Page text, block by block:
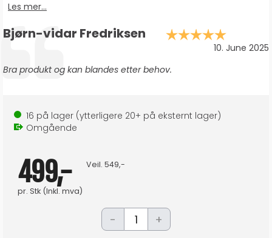
Les mer...
Testimonial
Forfatter:
Bjørn-vidar Fredriksen
Dato:
10. June 2025
Tekst:
Bra produkt og kan blandes etter behov.
16 på lager (ytterligere 20+ på eksternt lager)
Omgående
499,-
pr. Stk (Inkl. mva)
Veil. 549,-
- +